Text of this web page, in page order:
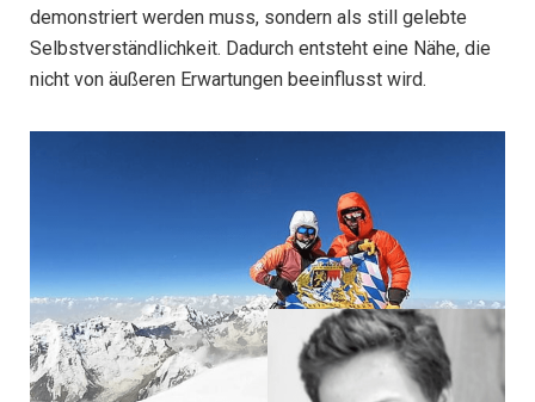
demonstriert werden muss, sondern als still gelebte
Selbstverständlichkeit. Dadurch entsteht eine Nähe, die
nicht von äußeren Erwartungen beeinflusst wird.